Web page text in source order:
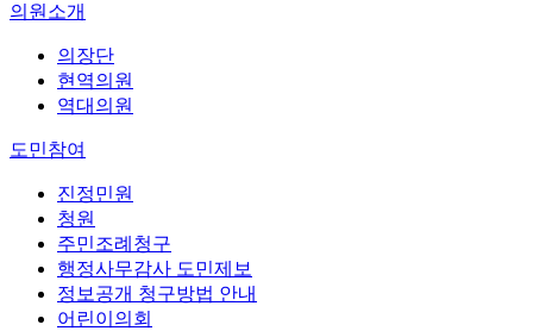
의원소개
의장단
현역의원
역대의원
도민참여
진정민원
청원
주민조례청구
행정사무감사 도민제보
정보공개 청구방법 안내
어린이의회